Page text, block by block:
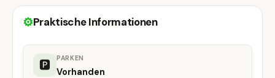
⚙Praktische Informationen
🅿 PARKEN
Vorhanden